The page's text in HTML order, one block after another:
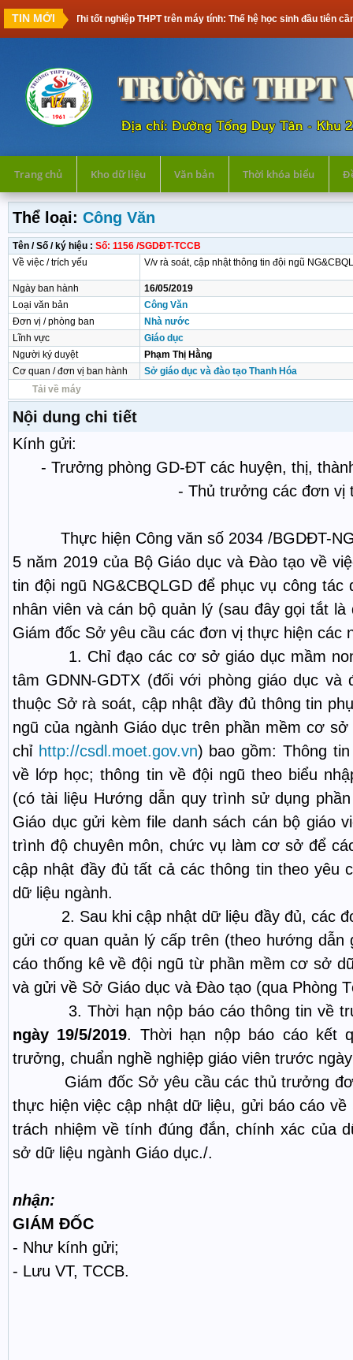
TIN MỚI
Thi tốt nghiệp THPT trên máy tính: Thế hệ học sinh đầu tiên cần chuẩn bị
Trang chủ Kho dữ liệu Văn bản Thời khóa biểu
Thể loại: Công Văn
Tên / Số / ký hiệu : Số: 1156 /SGDĐT-TCCB
Về việc / trích yếu
V/v rà soát, cập nhật thông tin đội ngũ
Ngày ban hành
16/05/2019
Loại văn bản
Công Văn
Đơn vị / phòng ban
Nhà nước
Lĩnh vực
Giáo dục
Người ký duyệt
Phạm Thị Hằng
Cơ quan / đơn vị ban hành
Sở giáo dục và đào tạo Thanh Hóa
Tải về máy
Nội dung chi tiết
Kính gửi:
- Trưởng phòng GD-ĐT các huyện, thị,
- Thủ trưởng các đơn vị trực
Thực hiện Công văn số 2034 /BGDĐT-
5 năm 2019 của Bộ Giáo dục và Đào tạo về
tin đội ngũ NG&CBQLGD để phục vụ công tác
nhân viên và cán bộ quản lý (sau đây gọi tắt là
Giám đốc Sở yêu cầu các đơn vị thực hiện các
1. Chỉ đạo các cơ sở giáo dục mầm non,
tâm GDNN-GDTX (đối với phòng giáo dục
thuộc Sở rà soát, cập nhật đầy đủ thông tin
ngũ của ngành Giáo dục trên phần mềm cơ
chỉ http://csdl.moet.gov.vn) bao gồm: Thông
về lớp học; thông tin về đội ngũ theo biểu
(có tài liệu Hướng dẫn quy trình sử dụng
Giáo dục gửi kèm file danh sách cán bộ giáo
trình độ chuyên môn, chức vụ làm cơ sở để
cập nhật đầy đủ tất cả các thông tin theo yêu
dữ liệu ngành.
2. Sau khi cập nhật dữ liệu đầy đủ, các
gửi cơ quan quản lý cấp trên (theo hướng dẫn
cáo thống kê về đội ngũ từ phần mềm cơ sở
và gửi về Sở Giáo dục và Đào tạo (qua Phòng
3. Thời hạn nộp báo cáo thông tin về
ngày 19/5/2019. Thời hạn nộp báo cáo kết
trưởng, chuẩn nghề nghiệp giáo viên trước
Giám đốc Sở yêu cầu các thủ trưởng đơn
thực hiện việc cập nhật dữ liệu, gửi báo cáo
trách nhiệm về tính đúng đắn, chính xác của
sở dữ liệu ngành Giáo dục./.
GIÁM ĐỐC
- Như kính gửi;
- Lưu VT, TCCB.